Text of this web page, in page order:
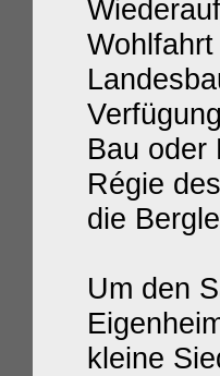
Bau oder
Régie
die
Um den
kleine